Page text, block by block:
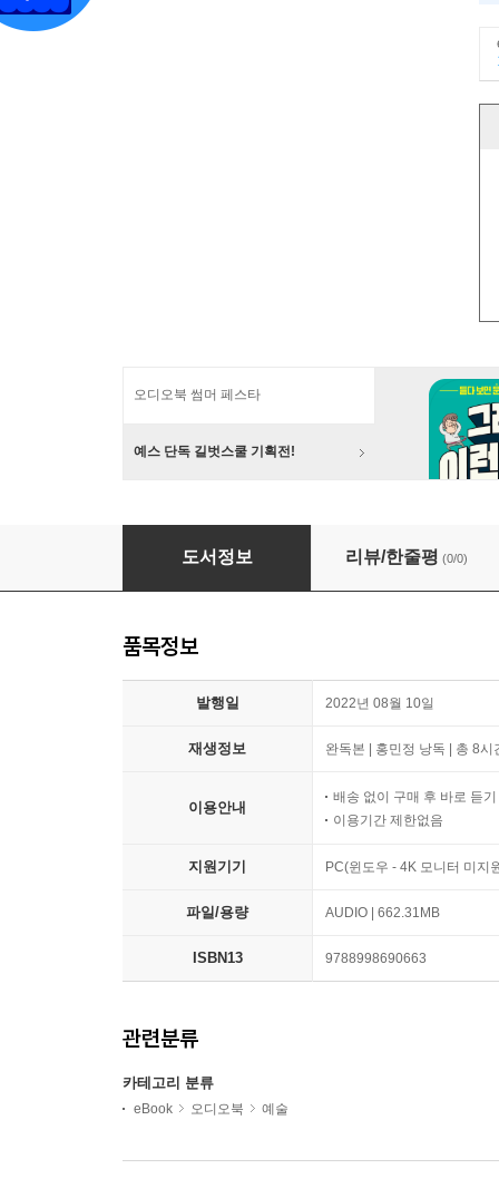
오디오북 썸머 페스타
예스 단독 길벗스쿨 기획전!
오페라가 뭐길래?
도서정보 리뷰/한줄평 (0/0)
품목정보
발행일 2022년 08월 10일
재생정보 완독본 | 홍민정 낭독 | 총 8시
이용안내
배송 없이 구매 후 바로 듣기
이용기간 제한없음
지원기기 PC(윈도우 - 4K 모니터 미지
파일/용량 AUDIO | 662.31MB
ISBN13 9788998690663
관련분류
카테고리 분류
eBook 오디오북 예술